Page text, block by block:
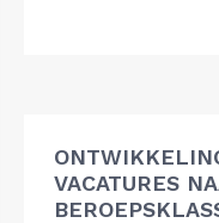
VACATURES